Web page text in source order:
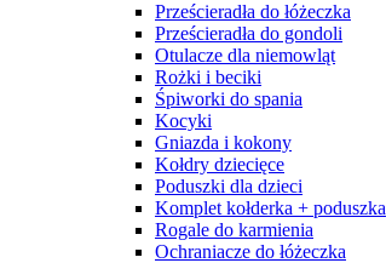
Prześcieradła do łóżeczka
Prześcieradła do gondoli
Otulacze dla niemowląt
Rożki i beciki
Śpiworki do spania
Kocyki
Gniazda i kokony
Kołdry dziecięce
Poduszki dla dzieci
Komplet kołderka + poduszka
Rogale do karmienia
Ochraniacze do łóżeczka